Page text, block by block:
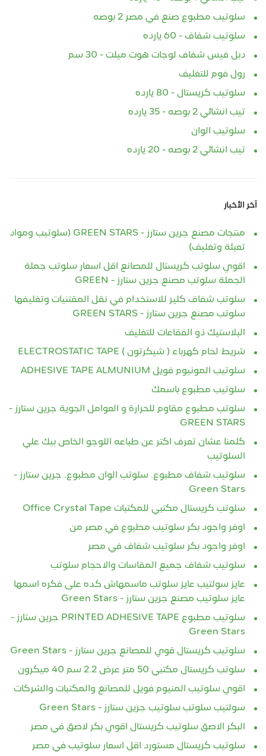
سلوتيب مطبوع صنع في مصر 2 بوصه
سلوتيب شفاف - 60 يارده
دبل فيس شفاف لوجات هوت ميلت - 30 سم
رول فوم للتغليف
سلوتيب كريستال - 80 يارده
تيب انشائي 2 بوصه - 35 يارده
سلوتيب الوان
تيب انشائي 2 بوصه - 20 يارده
آخر الأخبار
منتجات مصنع جرين ستارز - GREEN STARS (سلوتيب ومواد
تعبئة وتغليف)
اقوي سلوتب كريستال للمصانع اقل اسعار سلوتب جملة
الجملة سلوتب مصنع جرين ستارز - GREEN
سلوتب شفاف كلير للاستخدام في نقل المقتنيات وتغليفها
سلوتب مصنع جرين ستارز - GREEN STARS
البلاستيك ذو الفقاعات للتغليف
شريط لحام كهرباء ( شيكرتون ) ELECTROSTATIC TAPE
سلوتيب المونيوم فويل ADHESIVE TAPE ALMUNIUM
سلوتيب مطبوع باسمك
سلوتب مطبوع مقاوم للحرارة و العوامل الجوية جرين ستارز -
GREEN STARS
كلمنا عشان تعرف اكتر عن طباعه اللوجو الخاص بيك علي
السلوتيب
سلوتيب شفاف مطبوع. سلوتب الوان مطبوع. جرين ستارز -
Green Stars
سلوتب كريستال مكتبي للمكتبات Office Crystal Tape
اوفر واجود بكر سلوتيب مطبوع في مصر من
اوفر واجود بكر سلوتيب شفاف في مصر
سلوتيب شفاف جميع المقاسات والاحجام سلوتب
عايز سولتيب عايز سلوتب ماسمهاش كده على فكره اسمها
عايز سلوتيب مصنع جرين ستارز - Green Stars
سلوتيب مطبوع PRINTED ADHESIVE TAPE جرين ستارز -
Green Stars
سلوتيب كريستال قوي للمصانع جرين ستارز - Green Stars
سلوتب كريستال مكتبي 50 متر عرض 2.2 سم 40 ميكرون
اقوي سلوتيب المنيوم فويل للمصانع والمكتبات والشركات
سولتيب سلوتب سلوتيب جرين ستارز - Green Stars
البكر الاصق سلوتيب كريستال اقوي بكر لاصق في مصر
سلوتيب كريستال مستورد اقل اسعار سلوتيب في مصر